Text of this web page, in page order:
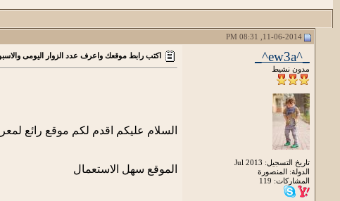
_^ew3a^_
مدون نشيط
تاريخ التسجيل: Jul 2013
الدولة: المنصورة
المشاركات: 119
اكتب رابط موقعك واعرف عدد الزوار اليومى
السلام عليكم اقدم لكم موقع رائع
الموقع سهل الاستعمال